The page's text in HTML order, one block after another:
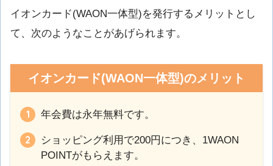
イオンカード(WAON一体型)を発行するメリットとし
て、次のようなことがあげられます。
イオンカード(WAON一体型)のメリット
年会費は永年無料です。
ショッピング利用で200円につき、1WAON
POINTがもらえます。